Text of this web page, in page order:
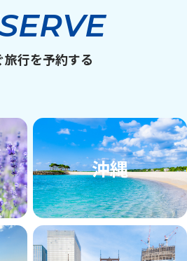
旅行を予約する
沖縄